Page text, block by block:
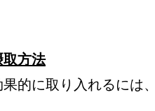
方法
的に取り入れるには